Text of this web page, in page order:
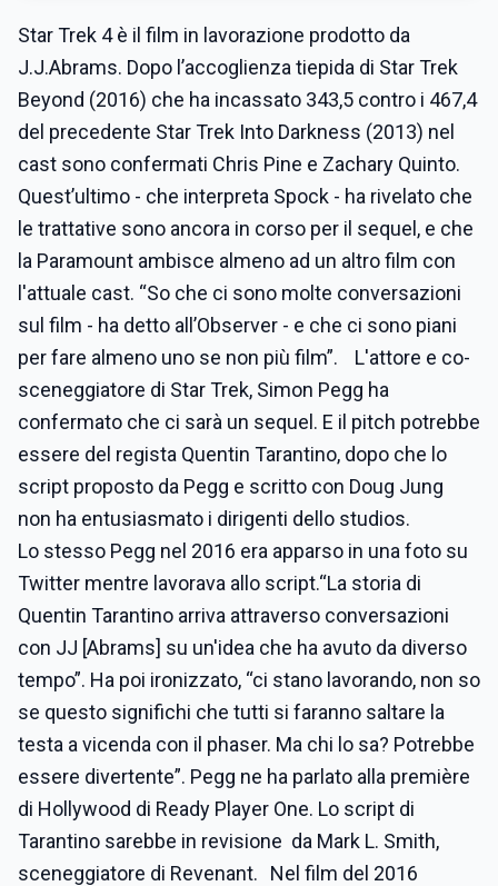
Star Trek 4 è il film in lavorazione prodotto da
J.J.Abrams. Dopo l’accoglienza tiepida di Star Trek
Beyond (2016) che ha incassato 343,5 contro i 467,4
del precedente Star Trek Into Darkness (2013) nel
cast sono confermati Chris Pine e Zachary Quinto.
Quest’ultimo - che interpreta Spock - ha rivelato che
le trattative sono ancora in corso per il sequel, e che
la Paramount ambisce almeno ad un altro film con
l'attuale cast. “So che ci sono molte conversazioni
sul film - ha detto all’Observer - e che ci sono piani
per fare almeno uno se non più film”. L'attore e co-
sceneggiatore di Star Trek, Simon Pegg ha
confermato che ci sarà un sequel. E il pitch potrebbe
essere del regista Quentin Tarantino, dopo che lo
script proposto da Pegg e scritto con Doug Jung
non ha entusiasmato i dirigenti dello studios.
Lo stesso Pegg nel 2016 era apparso in una foto su
Twitter mentre lavorava allo script.“La storia di
Quentin Tarantino arriva attraverso conversazioni
con JJ [Abrams] su un'idea che ha avuto da diverso
tempo”. Ha poi ironizzato, “ci stano lavorando, non so
se questo significhi che tutti si faranno saltare la
testa a vicenda con il phaser. Ma chi lo sa? Potrebbe
essere divertente”. Pegg ne ha parlato alla première
di Hollywood di Ready Player One. Lo script di
Tarantino sarebbe in revisione da Mark L. Smith,
sceneggiatore di Revenant. Nel film del 2016